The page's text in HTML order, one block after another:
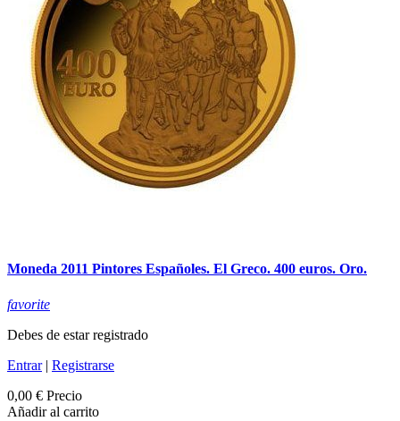
Moneda 2011 Pintores Españoles. El Greco. 400 euros. Oro.
favorite
Debes de estar registrado
Entrar| Registrarse
0,00 € Precio
Añadir al carrito